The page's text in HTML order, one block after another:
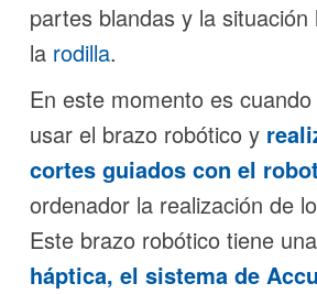
partes blandas y la
la rodilla.
En este momento es
usar el brazo robótico y
cortes guiados con el robot
ordenador la realización de
Este brazo robótico tiene una
háptica, el sistema de